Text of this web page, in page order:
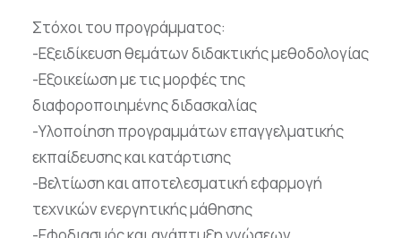
Στόχοι του προγράμματος:
-Εξειδίκευση θεμάτων διδακτικής μεθοδολογίας
-Εξοικείωση με τις μορφές της
διαφοροποιημένης διδασκαλίας
-Υλοποίηση προγραμμάτων επαγγελματικής
εκπαίδευσης και κατάρτισης
-Βελτίωση και αποτελεσματική εφαρμογή
τεχνικών ενεργητικής μάθησης